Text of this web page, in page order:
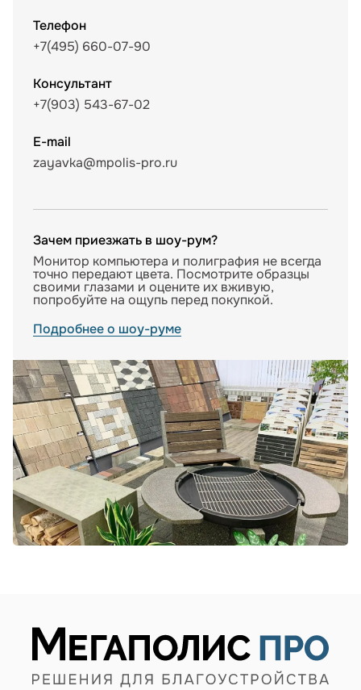
Телефон
+7(495) 660-07-90
Консультант
+7(903) 543-67-02
E-mail
zayavka@mpolis-pro.ru
Зачем приезжать в шоу-рум?
Монитор компьютера и полиграфия не всегда
точно передают цвета. Посмотрите образцы
своими глазами и оцените их вживую,
попробуйте на ощупь перед покупкой.
Подробнее о шоу-руме